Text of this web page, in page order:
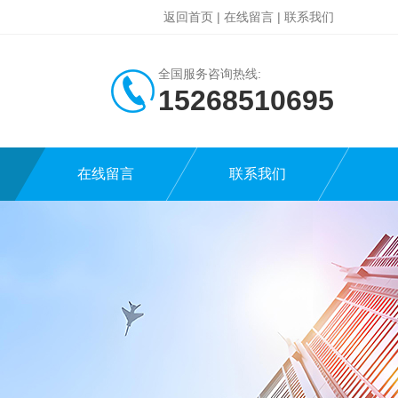
返回首页 | 在线留言 | 联系我们
全国服务咨询热线:
15268510695
在线留言 联系我们